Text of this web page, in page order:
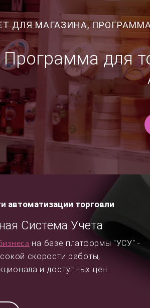
ДЛЯ МАГАЗИНА,
Программа для
автоматизации торговли
Система Учета
на базе платформы "УСУ" -
скорости работы,
и доступных цен.